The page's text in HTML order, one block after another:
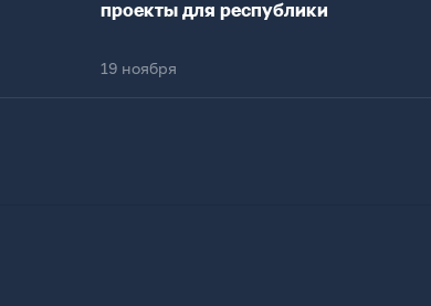
проекты для республики
19 ноября